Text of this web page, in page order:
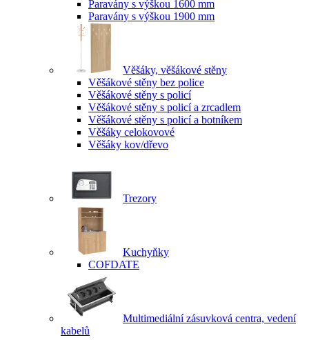
Paravány s výškou 1600 mm
Paravány s výškou 1900 mm
Věšáky, věšákové stěny
Věšákové stěny bez police
Věšákové stěny s policí
Věšákové stěny s policí a zrcadlem
Věšákové stěny s policí a botníkem
Věšáky celokovové
Věšáky kov/dřevo
Trezory
Kuchyňky
COFDATE
Multimediální zásuvková centra, vedení
kabelů